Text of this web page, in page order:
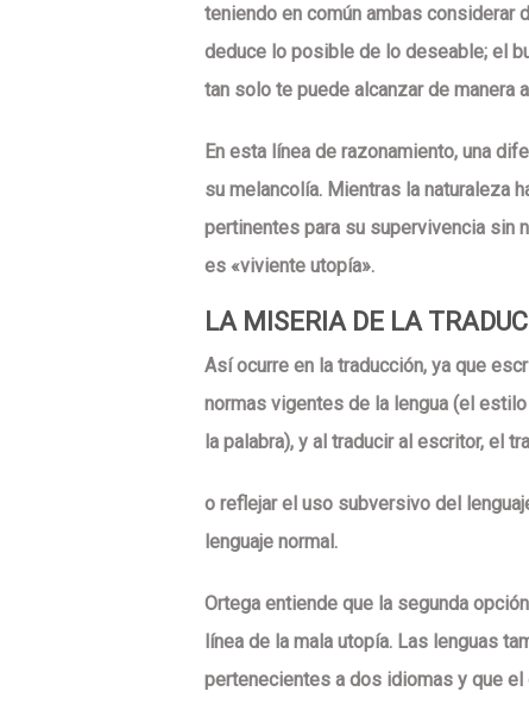
teniendo en común ambas considerar
deduce lo posible de lo deseable; el
tan solo te puede alcanzar de manera
En esta línea de razonamiento, una
su melancolía. Mientras la naturaleza
pertinentes para su supervivencia sin
es «viviente utopía».
LA MISERIA DE LA
Así ocurre en la traducción, ya que
normas vigentes de la lengua (el
la palabra), y al traducir al escritor, el
o reflejar el uso subversivo del
lenguaje normal.
Ortega entiende que la segunda
línea de la mala utopía. Las lenguas
pertenecientes a dos idiomas y que